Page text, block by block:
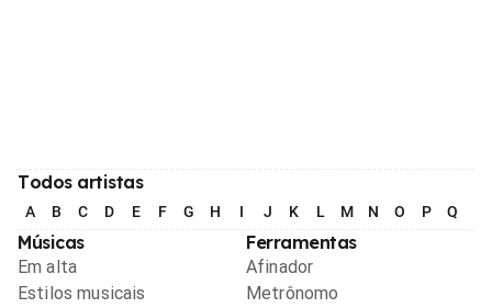
Todos artistas
A B C D E F G H I J K L M N O P Q
Músicas
Em alta
Estilos musicais
Ferramentas
Afinador
Metrônomo